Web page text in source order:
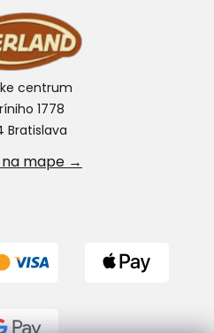
centrum
1778
Bratislava
mape →